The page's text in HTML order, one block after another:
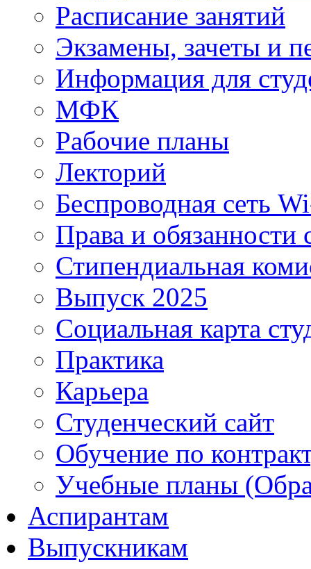
Расписание занятий
Экзамены, зачеты и
Информация для
МФК
Рабочие планы
Лекторий
Беспроводная сеть
Права и обязанности
Стипендиальная
Выпуск 2025
Социальная карта
Практика
Карьера
Студенческий сайт
Обучение по
Учебные планы
Аспирантам
Выпускникам